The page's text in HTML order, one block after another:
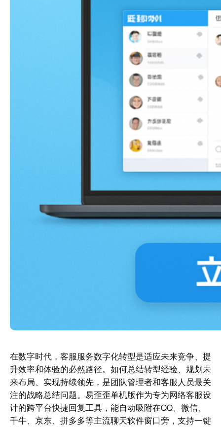
在数字时代，客服服务数字化转型是适应未来竞争、提
升效率和体验的必然路径。如何总结转型经验、规划未
来布局、实现持续领先，是团队管理者和客服人员最关
注的战略总结问题。易歪歪单机版作为专为网络客服设
计的跨平台快捷回复工具，能自动吸附在QQ、微信、
千牛、京东、拼多多等主流聊天软件窗口旁，支持一键